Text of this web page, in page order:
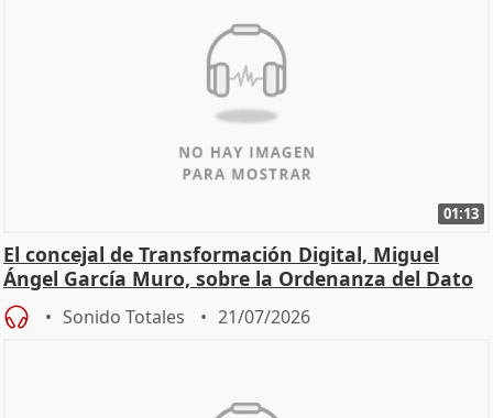
01:13
El concejal de Transformación Digital, Miguel
Ángel García Muro, sobre la Ordenanza del Dato
Sonido Totales 21/07/2026